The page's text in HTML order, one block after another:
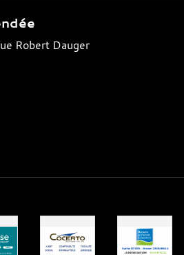
Robert Dauger